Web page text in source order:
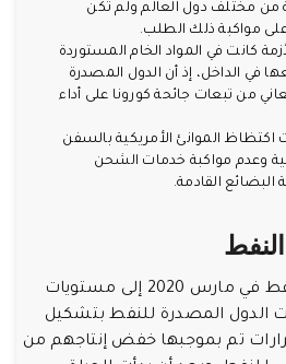
مختلف دول العالم ولم تكن
مواكبة ذلك الطلب.
كانت في المواد الخام المستوردة
في الداخل، إذ أن الدول المصدرة
من تبعات جائحة كورونا على أداء
اكتظاظ الموانئ الأمريكية بالسفن
وعدم مواكبة خدمات الشحن
البضائع القادمة.
بعد أن تراجعت أسعار النفط في مارس 2020 إلى مستويات
الدول المصدرة للنفط بتشكيل
تم بموجبها خفض إنتاجهم من